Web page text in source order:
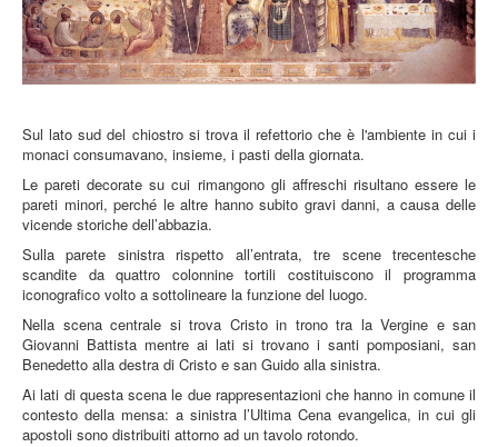
Sul lato sud del chiostro si trova il refettorio che è l'ambiente in cui i
monaci consumavano, insieme, i pasti della giornata.
Le pareti decorate su cui rimangono gli affreschi risultano essere le
pareti minori, perché le altre hanno subito gravi danni, a causa delle
vicende storiche dell’abbazia.
Sulla parete sinistra rispetto all’entrata, tre scene trecentesche
scandite da quattro colonnine tortili costituiscono il programma
iconografico volto a sottolineare la funzione del luogo.
Nella scena centrale si trova Cristo in trono tra la Vergine e san
Giovanni Battista mentre ai lati si trovano i santi pomposiani, san
Benedetto alla destra di Cristo e san Guido alla sinistra.
Ai lati di questa scena le due rappresentazioni che hanno in comune il
contesto della mensa: a sinistra l’Ultima Cena evangelica, in cui gli
apostoli sono distribuiti attorno ad un tavolo rotondo.